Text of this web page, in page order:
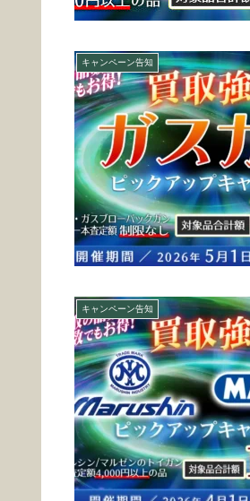
キャンペーン告知
キャンペーン告知